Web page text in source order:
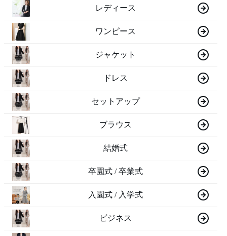
レディース
ワンピース
ジャケット
ドレス
セットアップ
ブラウス
結婚式
卒園式 / 卒業式
入園式 / 入学式
ビジネス